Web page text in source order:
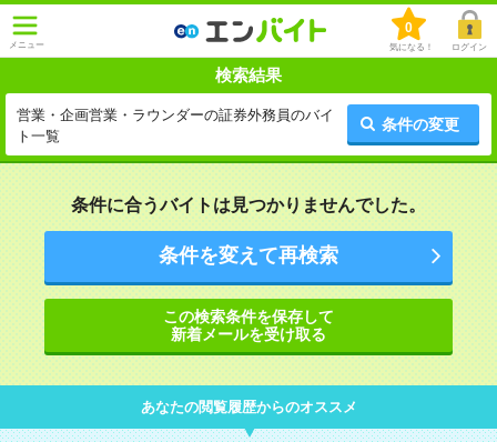
メニュー
0
気になる！ ログイン
検索結果
営業・企画営業・ラウンダーの証券外務員のバイ
ト一覧
条件の変更
条件に合うバイトは見つかりませんでした。
条件を変えて再検索
この検索条件を保存して
新着メールを受け取る
あなたの閲覧履歴からのオススメ